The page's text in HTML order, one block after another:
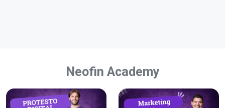
Neofin Academy